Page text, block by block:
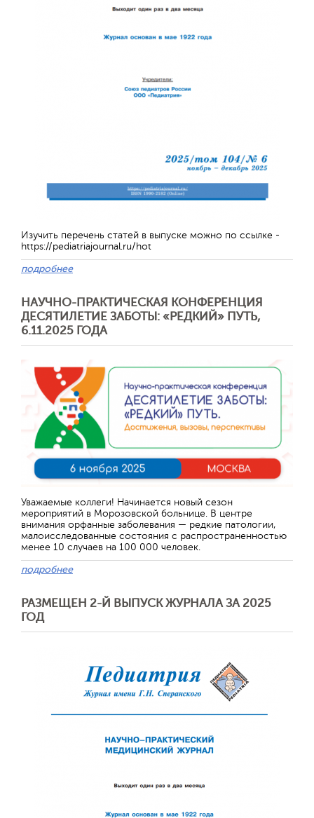
Изучить перечень статей в выпуске можно по ссылке -
https://pediatriajournal.ru/hot
подробнее
НАУЧНО-ПРАКТИЧЕСКАЯ КОНФЕРЕНЦИЯ
ДЕСЯТИЛЕТИЕ ЗАБОТЫ: «РЕДКИЙ» ПУТЬ,
6.11.2025 ГОДА
Уважаемые коллеги! Начинается новый сезон
мероприятий в Морозовской больнице. В центре
внимания орфанные заболевания — редкие патологии,
малоисследованные состояния с распространенностью
менее 10 случаев на 100 000 человек.
подробнее
РАЗМЕЩЕН 2-Й ВЫПУСК ЖУРНАЛА ЗА 2025
ГОД